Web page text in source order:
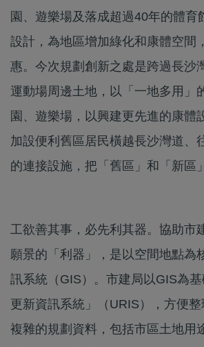
園、遊樂場及落成超過40年的體育
設計，為地區增加綠化和康體空間
惠。今次規劃創新之處是跨過長沙
運動場周邊土地，以「一地多用」
園、遊樂場，以興建更先進的康體
加設便利舊區居民橫越長沙灣道、
的連接設施，把「舊區」和「新區
工欲善其事，必先利其器。協助市
願景的「利器」，是以空間地點為
訊系統（GIS）。市建局以GIS為
更新資訊系統」（URIS），方便
複雜的規劃資料，包括市區土地用